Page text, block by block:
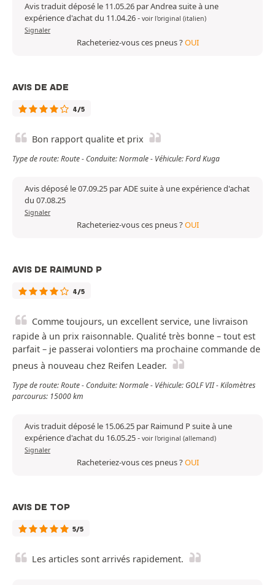
Avis traduit déposé le 11.05.26 par Andrea suite à une
expérience d'achat du 11.04.26- voir l'original (italien)
Signaler
Racheteriez-vous ces pneus ?OUI
AVIS DE ADE
4/5
Bon rapport qualite et prix
Type de route: Route - Conduite: Normale - Véhicule: Ford Kuga
Avis déposé le 07.09.25 par ADE suite à une expérience d'achat
du 07.08.25
Signaler
Racheteriez-vous ces pneus ?OUI
AVIS DE RAIMUND P
4/5
Comme toujours, un excellent service, une livraison
rapide à un prix raisonnable. Qualité très bonne – tout est
parfait – je passerai volontiers ma prochaine commande de
pneus à nouveau chez Reifen Leader.
Type de route: Route - Conduite: Normale - Véhicule: GOLF VII - Kilomètres
parcourus: 15000 km
Avis traduit déposé le 15.06.25 par Raimund P suite à une
expérience d'achat du 16.05.25- voir l'original (allemand)
Signaler
Racheteriez-vous ces pneus ?OUI
AVIS DE TOP
5/5
Les articles sont arrivés rapidement.